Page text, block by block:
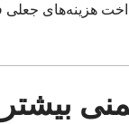
هزینه‌های
بیشتر